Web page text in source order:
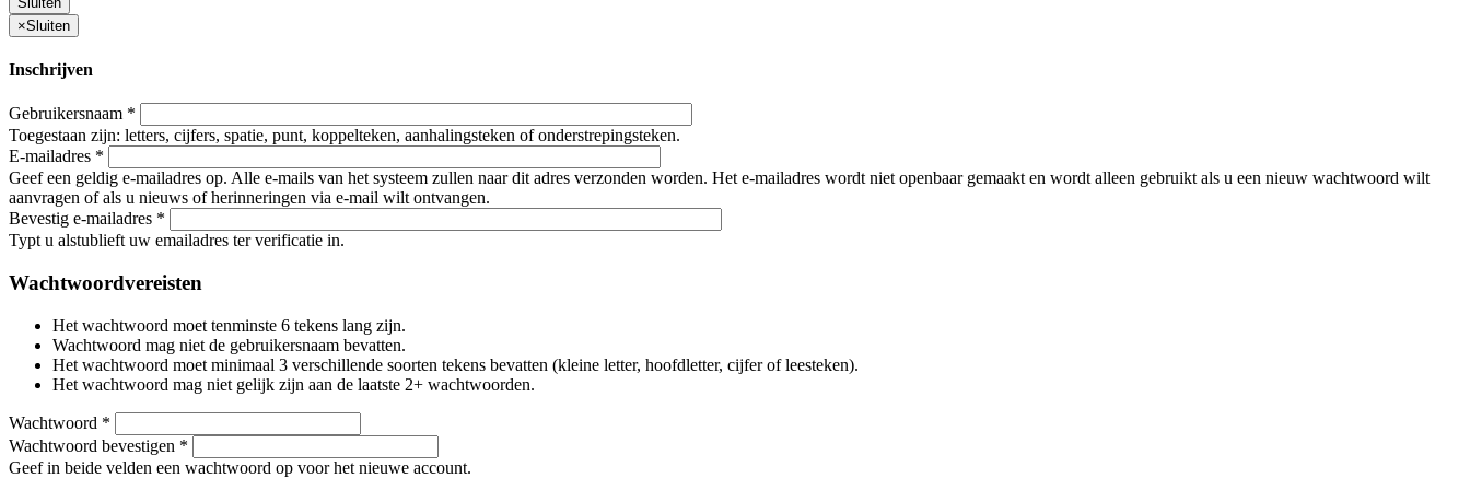
×Sluiten
Inschrijven
Gebruikersnaam *
Toegestaan zijn: letters, cijfers, spatie, punt, koppelteken, aanhalingsteken of onderstrepingsteken.
E-mailadres *
Geef een geldig e-mailadres op. Alle e-mails van het systeem zullen naar dit adres verzonden worden. Het e-mailadres wordt niet openbaar gemaakt en wordt alleen gebruikt als u een nieuw wachtwoord wilt
aanvragen of als u nieuws of herinneringen via e-mail wilt ontvangen.
Bevestig e-mailadres *
Typt u alstublieft uw emailadres ter verificatie in.
Wachtwoordvereisten
Het wachtwoord moet tenminste 6 tekens lang zijn.
Wachtwoord mag niet de gebruikersnaam bevatten.
Het wachtwoord moet minimaal 3 verschillende soorten tekens bevatten (kleine letter, hoofdletter, cijfer of leesteken).
Het wachtwoord mag niet gelijk zijn aan de laatste 2+ wachtwoorden.
Wachtwoord *
Wachtwoord bevestigen *
Geef in beide velden een wachtwoord op voor het nieuwe account.